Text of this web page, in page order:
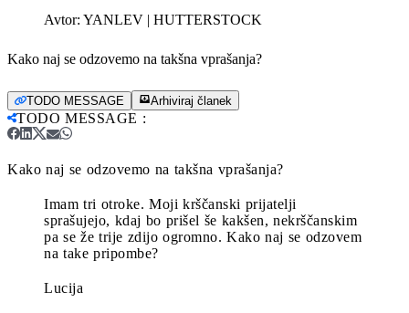
Avtor: YANLEV | HUTTERSTOCK
Kako naj se odzovemo na takšna vprašanja?
TODO MESSAGE Arhiviraj članek
TODO MESSAGE :
Kako naj se odzovemo na takšna vprašanja?
Imam tri otroke. Moji krščanski prijatelji
sprašujejo, kdaj bo prišel še kakšen, nekrščanskim
pa se že trije zdijo ogromno. Kako naj se odzovem
na take pripombe?
Lucija